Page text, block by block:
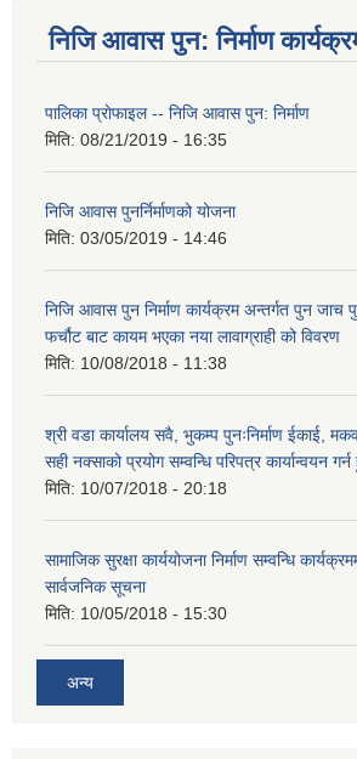
निजि आवास पुन: निर्माण
पालिका प्राेफाइल -- निजि आवास पुन: निर्माण
मिति: 08/21/2019 - 16:35
निजि आवास पुनर्निर्माणको योजना
मिति: 03/05/2019 - 14:46
निजि आवास पुन निर्माण कार्यक्रम अन्तर्गत पुन जाच
फर्चौट बाट कायम भएका नया लावाग्राही को विवरण
मिति: 10/08/2018 - 11:38
श्री वडा कार्यालय सवै, भुकम्प पुनःनिर्माण ईकाई,
सही नक्साको प्रयोग सम्वन्धि परिपत्र कार्यान्वयन
मिति: 10/07/2018 - 20:18
सामाजिक सुरक्षा कार्ययोजना निर्माण सम्वन्धि
सार्वजनिक सूचना
मिति: 10/05/2018 - 15:30
अन्य